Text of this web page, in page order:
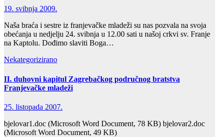
19. svibnja 2009.
Naša braća i sestre iz franjevačke mladeži su nas pozvala na svoja
obećanja u nedjelju 24. svibnja u 12.00 sati u našoj crkvi sv. Franje
na Kaptolu. Dođimo slaviti Boga…
Nekategorizirano
II. duhovni kapitul Zagrebačkog područnog bratstva
Franjevačke mladeži
25. listopada 2007.
bjelovar1.doc (Microsoft Word Document, 78 KB) bjelovar2.doc
(Microsoft Word Document, 49 KB)